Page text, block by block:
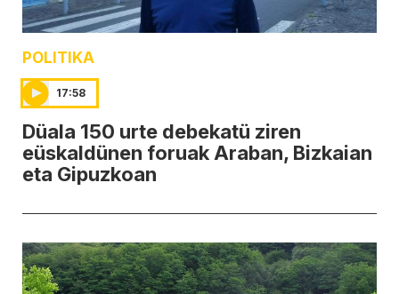
POLITIKA
17:58
Düala 150 urte debekatü ziren
eüskaldünen foruak Araban, Bizkaian
eta Gipuzkoan